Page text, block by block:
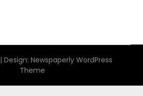
| Design: Newspaperly WordPress
Theme